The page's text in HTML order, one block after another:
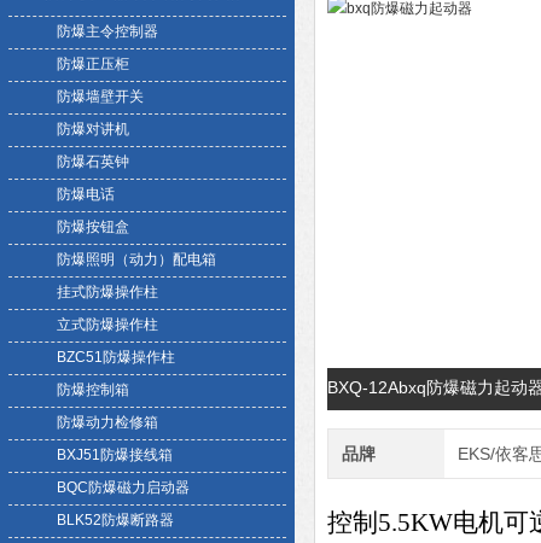
防爆主令控制器
防爆正压柜
防爆墙壁开关
防爆对讲机
防爆石英钟
防爆电话
防爆按钮盒
防爆照明（动力）配电箱
挂式防爆操作柱
立式防爆操作柱
BZC51防爆操作柱
防爆控制箱
防爆动力检修箱
BXJ51防爆接线箱
BQC防爆磁力启动器
BLK52防爆断路器
BXQ-12Abxq防爆磁力起动
品牌 EKS/依客
控制5.5KW电机可